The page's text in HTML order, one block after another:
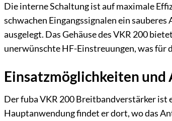
Die interne Schaltung ist auf maximale
schwachen Eingangssignalen ein
ausgelegt. Das Gehäuse des VKR 200
unerwünschte HF-Einstreuungen, was
Einsatzmöglichkeiten und
Der fuba VKR 200 Breitbandverstärker ist
Hauptanwendung findet er dort, wo das